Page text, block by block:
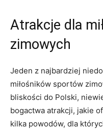
Atrakcje dla
zimowych
Jeden z‍ najbardziej
miłośników sportów
bliskości​ do Polski,
bogactwa atrakcji, jakie‌
kilka powodów, dla